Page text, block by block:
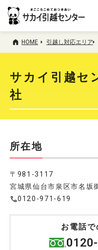
HOME 引越し対応エリア
サカイ引越セ
社
所在地
〒981-3117
宮城県仙台市泉区市名坂
0120-971-619
お電話